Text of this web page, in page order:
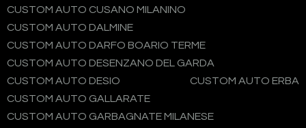
CUSTOM AUTO CUSANO MILANINO
CUSTOM AUTO DALMINE
CUSTOM AUTO DARFO BOARIO TERME
CUSTOM AUTO DESENZANO DEL GARDA
CUSTOM AUTO DESIO
CUSTOM AUTO ERBA
CUSTOM AUTO GALLARATE
CUSTOM AUTO GARBAGNATE MILANESE